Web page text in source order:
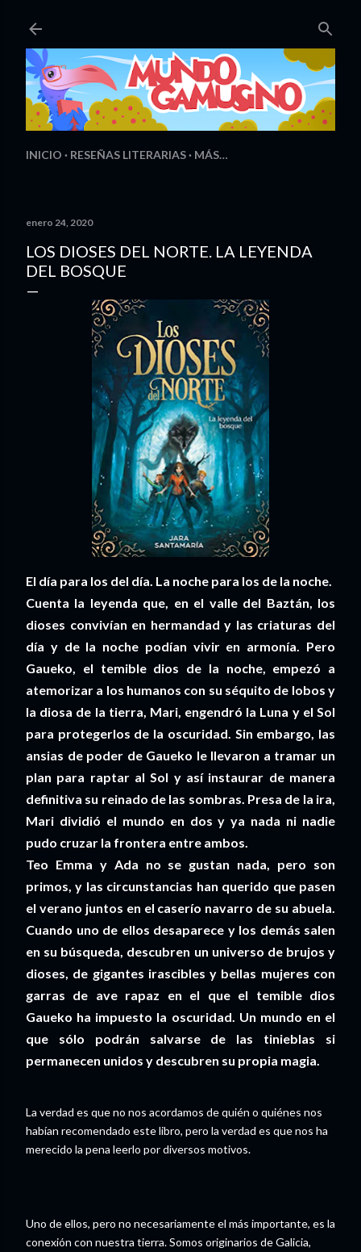
INICIO RESEÑAS LITERARIAS MÁS…
enero 24, 2020
LOS DIOSES DEL NORTE. LA LEYENDA
DEL BOSQUE
El día para los del día. La noche para los de la noche.
Cuenta la leyenda que, en el valle del Baztán, los
dioses convivían en hermandad y las criaturas del
día y de la noche podían vivir en armonía. Pero
Gaueko, el temible dios de la noche, empezó a
atemorizar a los humanos con su séquito de lobos y
la diosa de la tierra, Mari, engendró la Luna y el Sol
para protegerlos de la oscuridad. Sin embargo, las
ansias de poder de Gaueko le llevaron a tramar un
plan para raptar al Sol y así instaurar de manera
definitiva su reinado de las sombras. Presa de la ira,
Mari dividió el mundo en dos y ya nada ni nadie
pudo cruzar la frontera entre ambos.
Teo Emma y Ada no se gustan nada, pero son
primos, y las circunstancias han querido que pasen
el verano juntos en el caserío navarro de su abuela.
Cuando uno de ellos desaparece y los demás salen
en su búsqueda, descubren un universo de brujos y
dioses, de gigantes irascibles y bellas mujeres con
garras de ave rapaz en el que el temible dios
Gaueko ha impuesto la oscuridad. Un mundo en el
que sólo podrán salvarse de las tinieblas si
permanecen unidos y descubren su propia magia.
La verdad es que no nos acordamos de quién o quiénes nos
habían recomendado este libro, pero la verdad es que nos ha
merecido la pena leerlo por diversos motivos.
Uno de ellos, pero no necesariamente el más importante, es la
conexión con nuestra tierra. Somos originarios de Galicia,